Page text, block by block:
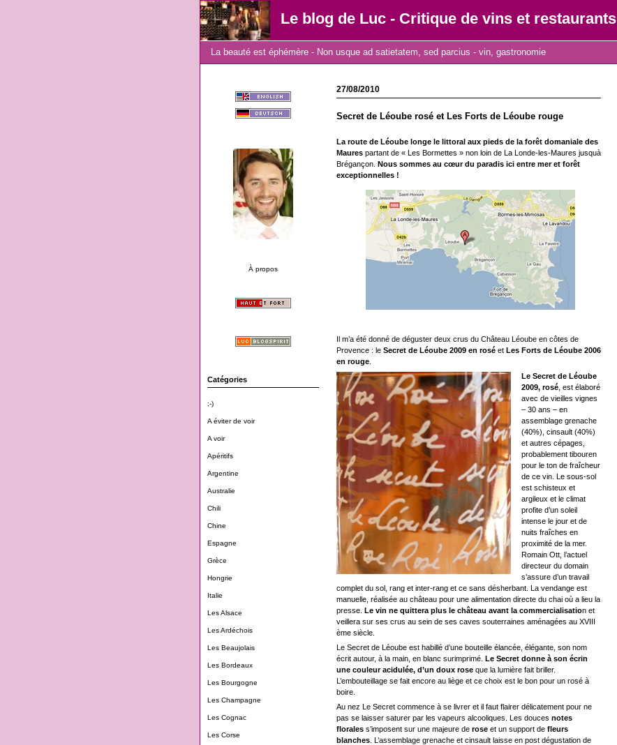
Le blog de Luc - Critique de vins et restaurants
La beauté est éphémère - Non usque ad satietatem, sed parcius - vin, gastronomie
À propos
Catégories
;-)
A éviter de voir
A voir
Apéritifs
Argentine
Australie
Chili
Chine
Espagne
Grèce
Hongrie
Italie
Les Alsace
Les Ardéchois
Les Beaujolais
Les Bordeaux
Les Bourgogne
Les Champagne
Les Cognac
Les Corse
27/08/2010
Secret de Léoube rosé et Les Forts de Léoube rouge
La route de Léoube longe le littoral aux pieds de la forêt domaniale des
Maures partant de « Les Bormettes » non loin de La Londe-les-Maures jusquà
Brégançon. Nous sommes au cœur du paradis ici entre mer et forêt
exceptionnelles !
Il m’a été donné de déguster deux crus du Château Léoube en côtes de
Provence : le Secret de Léoube 2009 en roséet Les Forts de Léoube 2006
en rouge.
Le Secret de Léoube
2009, rosé , est élaboré
avec de vieilles vignes
– 30 ans – en
assemblage grenache
(40%), cinsault (40%)
et autres cépages,
probablement tibouren
pour le ton de fraîcheur
de ce vin. Le sous-sol
est schisteux et
argileux et le climat
profite d’un soleil
intense le jour et de
nuits fraîches en
proximité de la mer.
Romain Ott, l’actuel
directeur du domain
s’assure d’un travail
complet du sol, rang et inter-rang et ce sans désherbant. La vendange est
manuelle, réalisée au château pour une alimentation directe du chai où a lieu la
presse. Le vin ne quittera plus le château avant la commercialisation et
veillera sur ses crus au sein de ses caves souterraines aménagées au XVIII
ème siècle.
Le Secret de Léoube est habillé d’une bouteille élancée, élégante, son nom
écrit autour, à la main, en blanc surimprimé. Le Secret donne à son écrin
une couleur acidulée, d’un doux roseque la lumière fait briller.
L’embouteillage se fait encore au liège et ce choix est le bon pour un rosé à
boire.
Au nez Le Secret commence à se livrer et il faut flairer délicatement pour ne
pas se laisser saturer par les vapeurs alcooliques. Les douces notes
floraless’imposent sur une majeure de roseet un support de fleurs
blanches. L’assemblage grenache et cinsault laisse en post dégustation de